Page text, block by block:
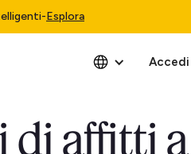
-Esplora
Accedi
di affitti a